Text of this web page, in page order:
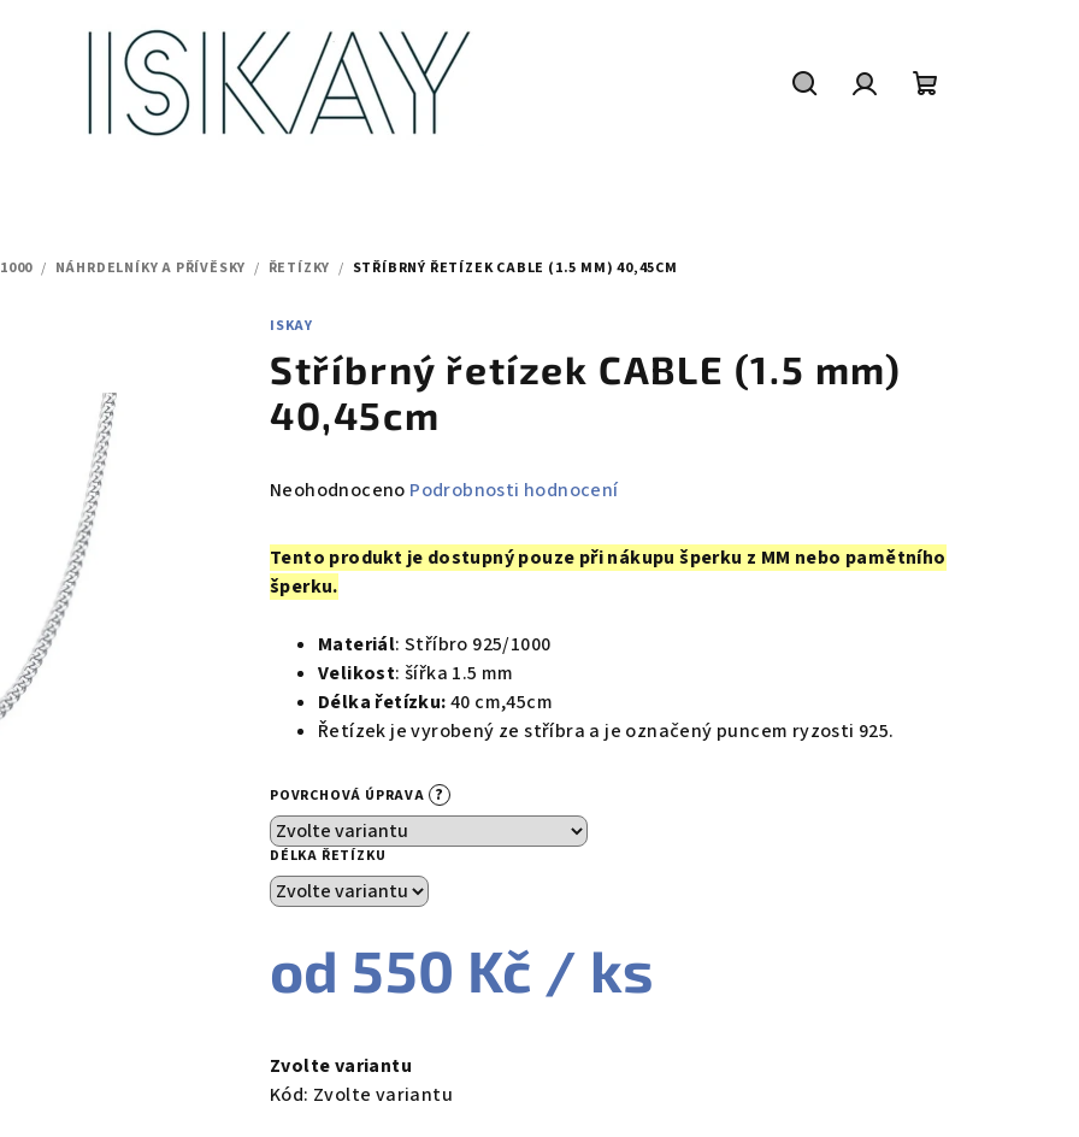
/ NÁHRDELNÍKY A PŘÍVĚSKY / ŘETÍZKY / STŘÍBRNÝ ŘETÍZEK CABLE (1.5 MM) 40,45CM
ISKAY
Stříbrný řetízek CABLE (1.5 mm)
40,45cm
Průměrné
produktu
je
0,0
hvězdiček.
Neohodnoceno Podrobnosti hodnocení
Tento produkt je dostupný pouze při nákupu šperku z MM nebo pamětního
šperku.
Materiál: Stříbro 925/1000
Velikost: šířka 1.5 mm
Délka řetízku:40 cm,45cm
Řetízek je vyrobený ze stříbra a je označený puncem ryzosti 925.
POVRCHOVÁ ÚPRAVA ?
DÉLKA ŘETÍZKU
od 550 Kč / ks
cena:
Zvolte variantu
Kód: Zvolte variantu